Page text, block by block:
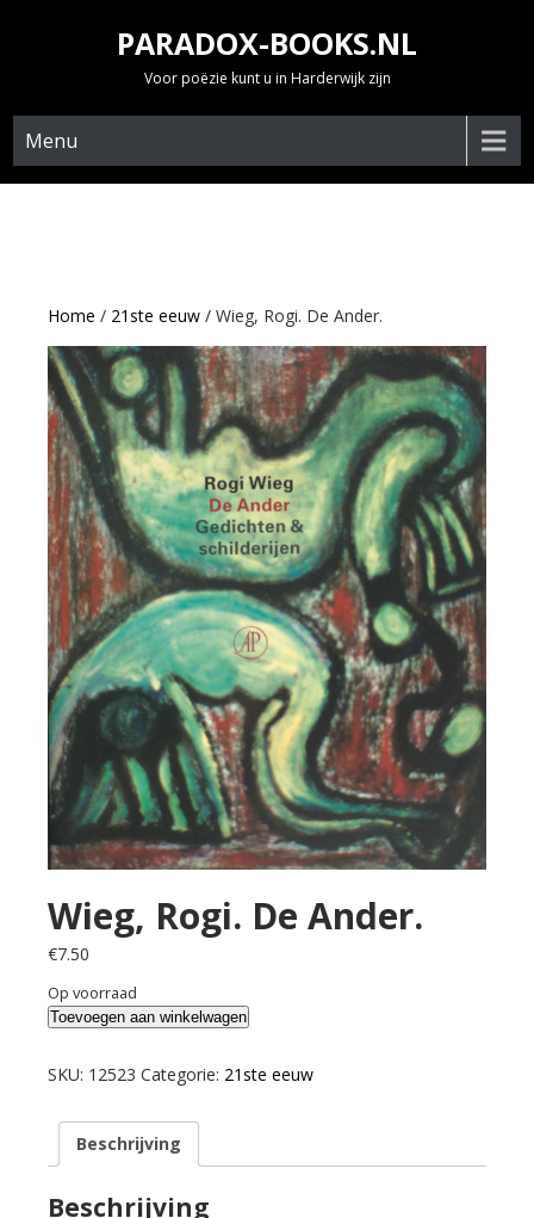
PARADOX-BOOKS.NL
Voor poëzie kunt u in Harderwijk zijn
Menu
Home / 21ste eeuw / Wieg, Rogi. De Ander.
Wieg, Rogi. De Ander.
€7.50
Op voorraad
Wieg,
De
aantal
Toevoegen aan winkelwagen
SKU: 12523 Categorie: 21ste eeuw
Beschrijving
Beschrijving